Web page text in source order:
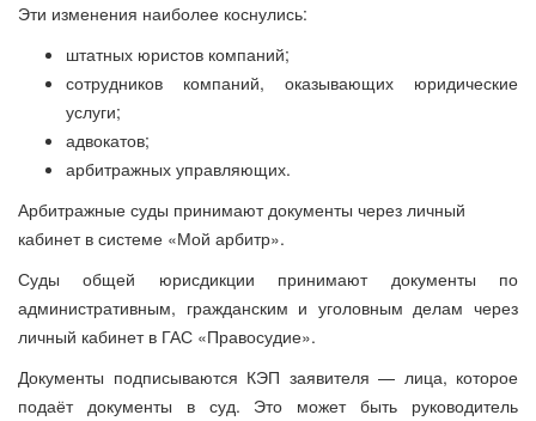
Эти изменения наиболее коснулись:
штатных юристов компаний;
сотрудников компаний, оказывающих юридические
услуги;
адвокатов;
арбитражных управляющих.
Арбитражные суды принимают документы через личный
кабинет в системе «Мой арбитр».
Суды общей юрисдикции принимают документы по
административным, гражданским и уголовным делам через
личный кабинет в ГАС «Правосудие».
Документы подписываются КЭП заявителя — лица, которое
подаёт документы в суд. Это может быть руководитель